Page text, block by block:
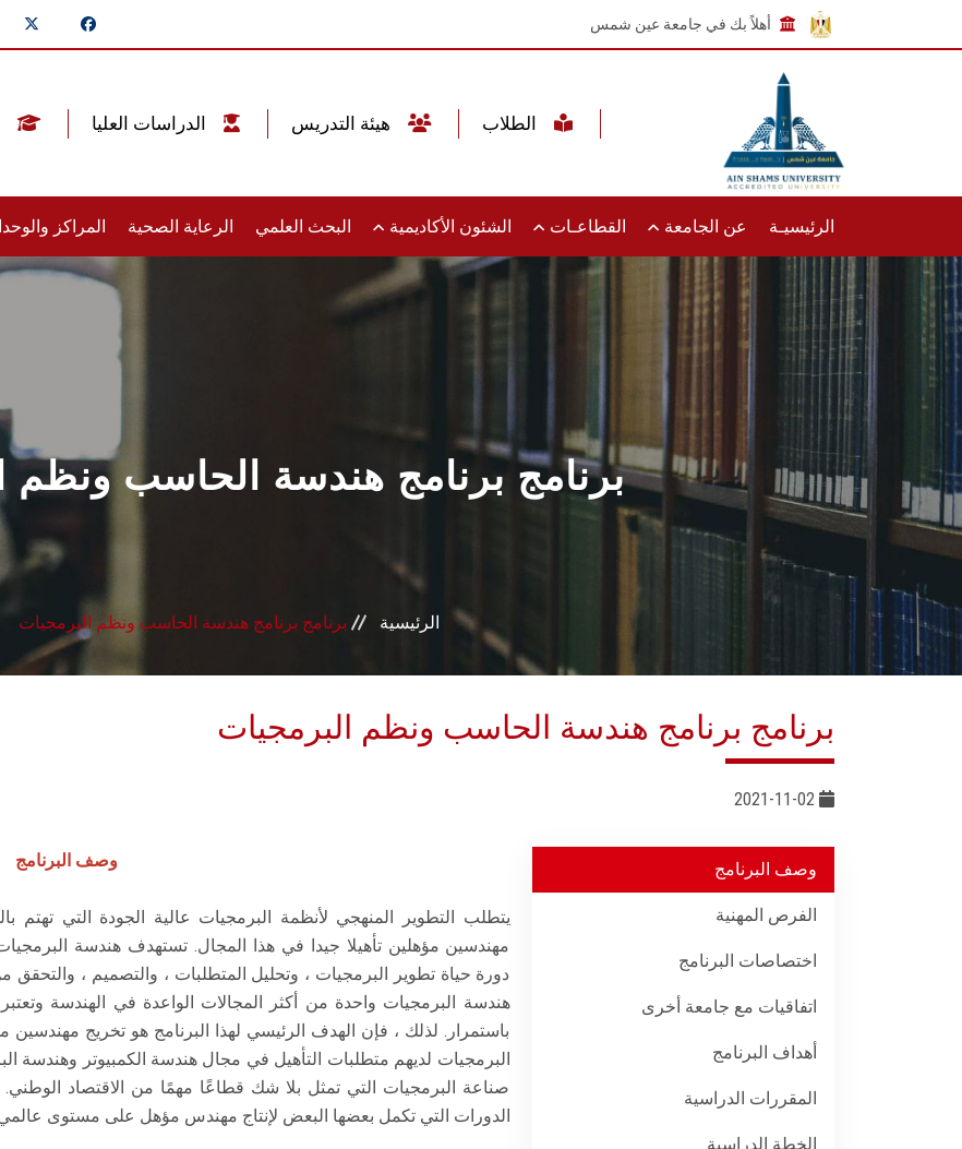
أهلاً بك في جامعة عين شمس
الرئيسيـة عن الجامعة القطاعـات الشئون الأكاديمية البحث العلمي الرعاية الصحية المراكز
برنامج برنامج هندسة الحاسب ونظم
الرئيسية برنامج برنامج هندسة الحاسب ونظم البرمجيات
برنامج برنامج هندسة الحاسب ونظم البرمجيات
وصف البرنامج
الفرص المهنية
اختصاصات البرنامج
اتفاقيات مع جامعة أخرى
أهداف البرنامج
المقررات الدراسية
الخطة الدراسية
وصف البرنامج
يتطلب التطوير المنهجي لأنظمة البرمجيات عالية الجودة التي تهتم
مهندسين مؤهلين تأهيلا جيدا في هذا المجال. تستهدف هندسة
دورة حياة تطوير البرمجيات ، وتحليل المتطلبات ، والتصميم ، والتحقق من
هندسة البرمجيات واحدة من أكثر المجالات الواعدة في الهندسة
باستمرار. لذلك ، فإن الهدف الرئيسي لهذا البرنامج هو تخريج مهندسين
البرمجيات لديهم متطلبات التأهيل في مجال هندسة الكمبيوتر وهندسة
صناعة البرمجيات التي تمثل بلا شك قطاعًا مهمًا من الاقتصاد
الدورات التي تكمل بعضها البعض لإنتاج مهندس مؤهل على مستوى